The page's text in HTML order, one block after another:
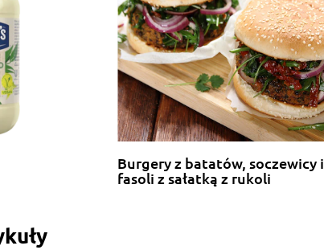
Burgery z batatów, soczewicy i
fasoli z sałatką z rukoli